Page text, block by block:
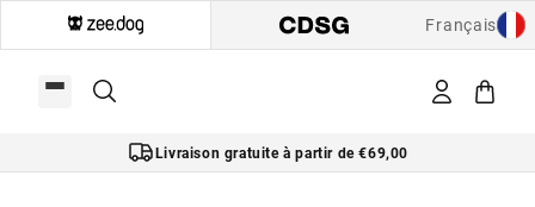
Livraison gratuite à partir de €69,00
Français